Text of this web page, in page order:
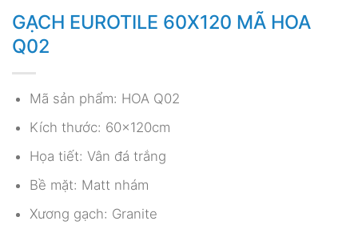
GẠCH EUROTILE 60X120 MÃ HOA
Q02
Mã sản phẩm: HOA Q02
Kích thước: 60x120cm
Họa tiết: Vân đá trắng
Bề mặt: Matt nhám
Xương gạch: Granite